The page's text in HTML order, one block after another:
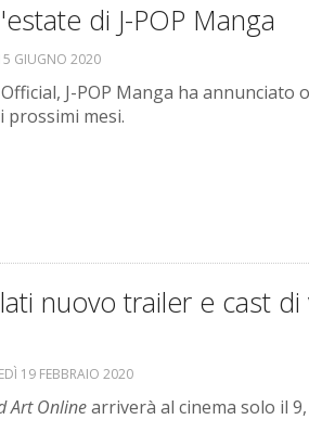
di J-POP Manga
GIUGNO 2020
J-POP Manga ha annunciato
mesi.
nuovo trailer e cast di
19 FEBBRAIO 2020
Art Onlinearriverà al cinema solo il 9,